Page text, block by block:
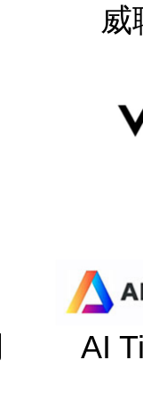
威
AI